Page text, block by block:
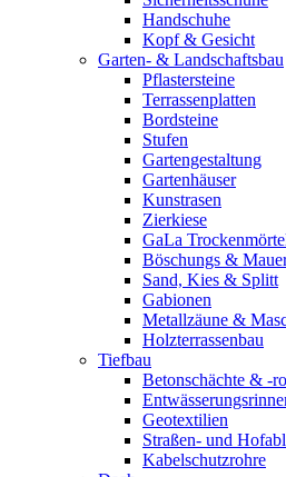
Handschuhe
Kopf & Gesicht
Garten- & Landschaftsbau
Pflastersteine
Terrassenplatten
Bordsteine
Stufen
Gartengestaltung
Gartenhäuser
Kunstrasen
Zierkiese
GaLa
Böschungs &
Sand, Kies & Splitt
Gabionen
Metallzäune &
Holzterrassenbau
Tiefbau
Betonschächte & -
Geotextilien
Straßen- und
Kabelschutzrohre